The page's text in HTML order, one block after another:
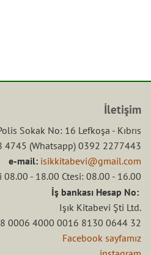
İletişim
Sokak No: 16 Lefkoşa - Kıbrıs
(Whatsapp) 0392 2277443
e-mail: isikkitabevi@gmail.com
08.00 - 18.00 Ctesi: 08.00 - 16.00
İş bankası Hesap No:
Işık Kitabevi Şti Ltd.
0006 4000 0016 8130 0644 32
Facebook sayfamız